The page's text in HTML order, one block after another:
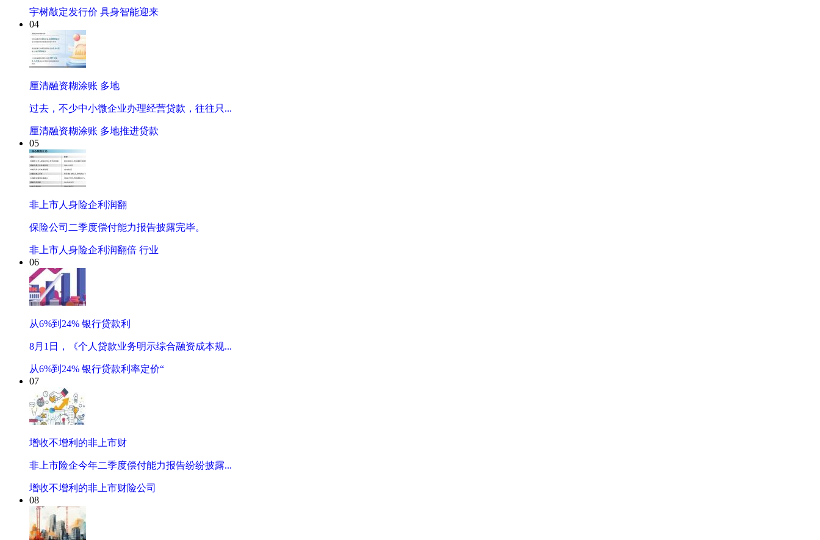
宇树敲定发行价 具身智能迎来
04
厘清融资糊涂账 多地
过去，不少中小微企业办理经营贷款，往往只...
厘清融资糊涂账 多地推进贷款
05
非上市人身险企利润翻
保险公司二季度偿付能力报告披露完毕。
非上市人身险企利润翻倍 行业
06
从6%到24% 银行贷款利
8月1日，《个人贷款业务明示综合融资成本规...
从6%到24% 银行贷款利率定价“
07
增收不增利的非上市财
非上市险企今年二季度偿付能力报告纷纷披露...
增收不增利的非上市财险公司
08